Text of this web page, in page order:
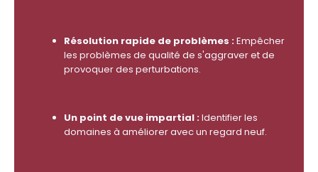
Résolution rapide de problèmes :Empêcher
les problèmes de qualité de s'aggraver et de
provoquer des perturbations.
Un point de vue impartial :Identifier les
domaines à améliorer avec un regard neuf.